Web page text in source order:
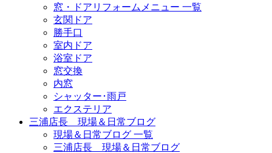
窓・ドアリフォームメニュー 一覧
玄関ドア
勝手口
室内ドア
浴室ドア
窓交換
内窓
シャッター･雨戸
エクステリア
三浦店長 現場＆日常ブログ
現場＆日常ブログ 一覧
三浦店長 現場＆日常ブログ